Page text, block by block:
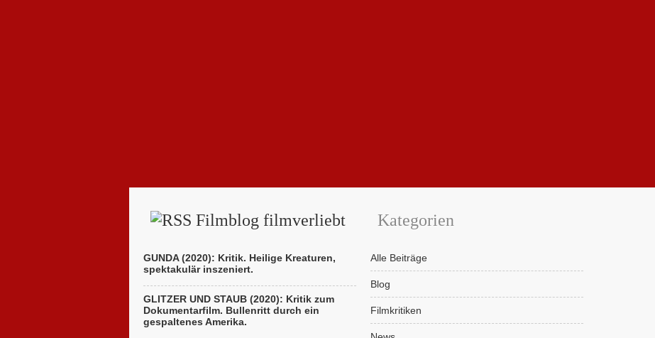
Filmblog filmverliebt
GUNDA (2020): Kritik. Heilige Kreaturen,
spektakulär inszeniert.
GLITZER UND STAUB (2020): Kritik zum
Dokumentarfilm. Bullenritt durch ein
gespaltenes Amerika.
Kategorien
Alle Beiträge
Blog
Filmkritiken